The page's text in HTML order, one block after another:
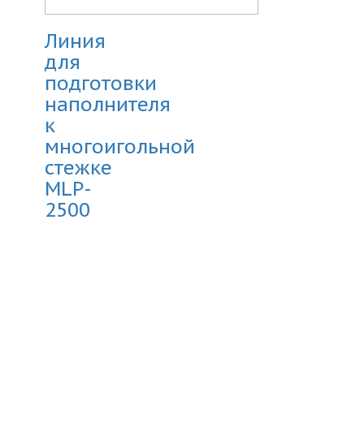
Линия
для
подготовки
наполнителя
к
многоигольной
стежке
MLP-
2500